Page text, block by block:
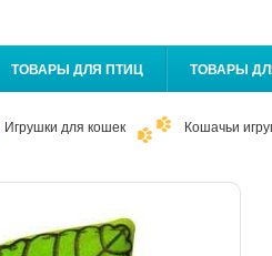
ТОВАРЫ ДЛЯ ПТИЦ ТОВАРЫ
Игрушки для кошек Кошачьи